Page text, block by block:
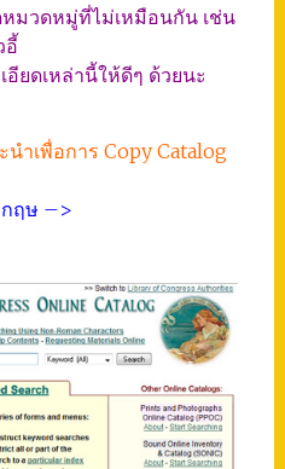
หมวดหมู่ที่ไม่เหมือนกัน เช่น
อี้
อียดเหล่านี้ให้ดีๆ ด้วยนะ
ำเพื่อการ Copy Catalog
ฤษ –>